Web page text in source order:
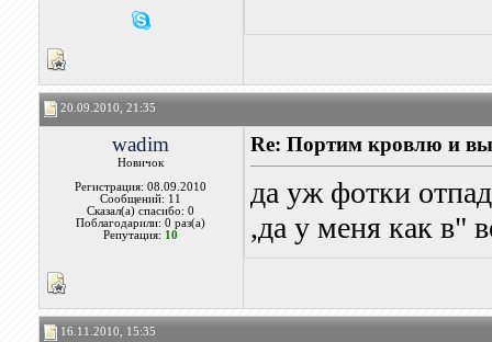
20.09.2010, 21:35
wadim
Новичок
Регистрация: 08.09.2010
Сообщений: 11
Сказал(а) спасибо: 0
Поблагодарили: 0 раз(а)
Репутация: 10
Re: Портим кровлю и
да уж фотки
,да у меня как в"
16.11.2010, 15:35